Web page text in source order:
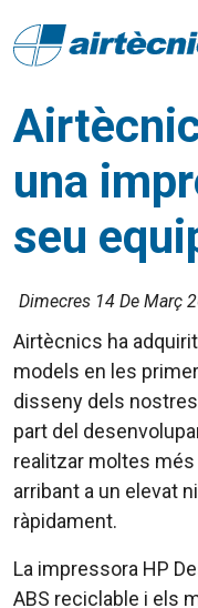
una
seu
Dimecres 14 De Març
Airtècnics ha
models en les
disseny dels
part del
realitzar moltes
arribant a un elevat
ràpidament.
La impressora HP
ABS reciclable i els